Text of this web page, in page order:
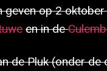
op 2
en in de
de Pluk (onder